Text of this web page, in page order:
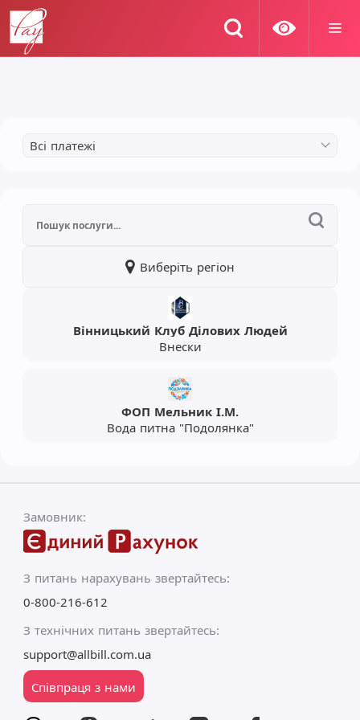
Всі платежі
Виберіть регіон
Вінницький Клуб Ділових Людей
Внески
ФОП Мельник І.М.
Вода питна "Подолянка"
Замовник:
З питань нарахувань звертайтесь:
0-800-216-612
З технічних питань звертайтесь:
support@allbill.com.ua
Співпраця з нами